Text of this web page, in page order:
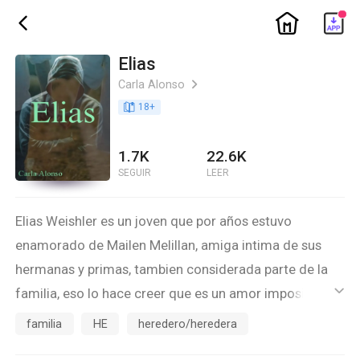
ic_back ic_home
Elias
Carla Alonso ic_arrow_right
book_age 18+
1.7K
SEGUIR
22.6K
LEER
Elias Weishler es un joven que por años estuvo
enamorado de Mailen Melillan, amiga intima de sus
hermanas y primas, tambien considerada parte de la
familia, eso lo hace creer que es un amor imposible, lo
que lo lleva a tener una relacion la cual no funciona
ic_default
familia HE heredero/heredera